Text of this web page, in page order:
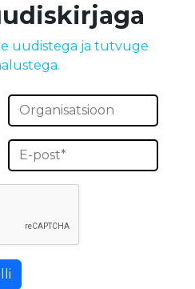
uudistega ja tutvuge